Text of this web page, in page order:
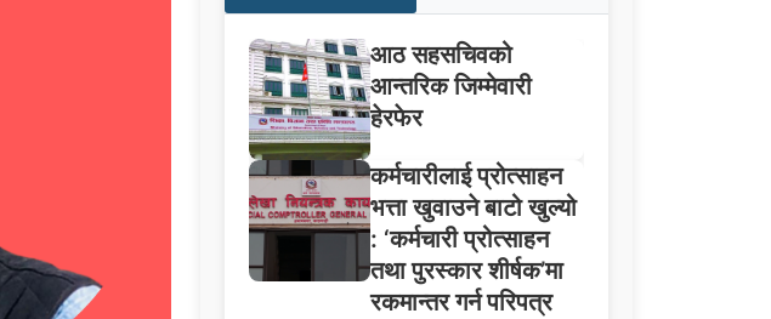
आठ सहसचिवको
आन्तरिक जिम्मेवारी
हेरफेर
कर्मचारीलाई प्रोत्साहन
भत्ता खुवाउने बाटो खुल्यो
: ‘कर्मचारी प्रोत्साहन
तथा पुरस्कार शीर्षक’मा
रकमान्तर गर्न परिपत्र